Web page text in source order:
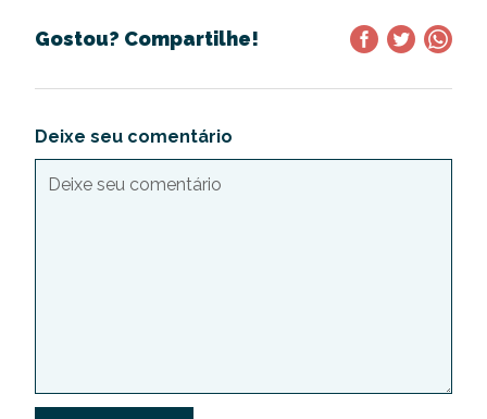
Gostou? Compartilhe!
Deixe seu comentário